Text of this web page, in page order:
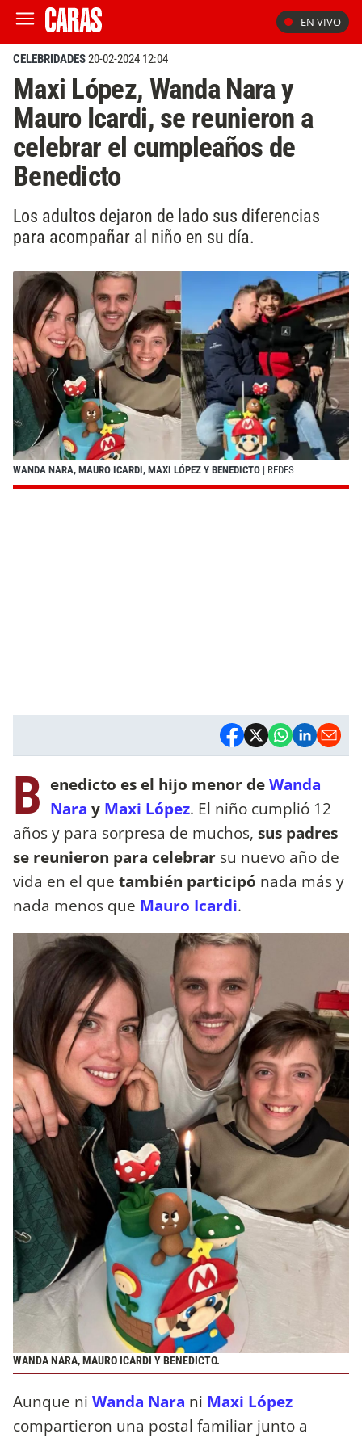
EN VIVO
CELEBRIDADES20-02-2024 12:04
Maxi López, Wanda Nara y
Mauro Icardi, se reunieron a
celebrar el cumpleaños de
Benedicto
Los adultos dejaron de lado sus diferencias
para acompañar al niño en su día.
WANDA NARA, MAURO ICARDI, MAXI LÓPEZ Y BENEDICTO | REDES
B enedicto es el hijo menor deWanda
Nara y Maxi López. El niño cumplió 12
años y para sorpresa de muchos, sus padres
se reunieron para celebrar su nuevo año de
vida en el que también participó nada más y
nada menos que Mauro Icardi.
WANDA NARA, MAURO ICARDI Y BENEDICTO.
Aunque ni Wanda Nara ni Maxi López
compartieron una postal familiar junto a